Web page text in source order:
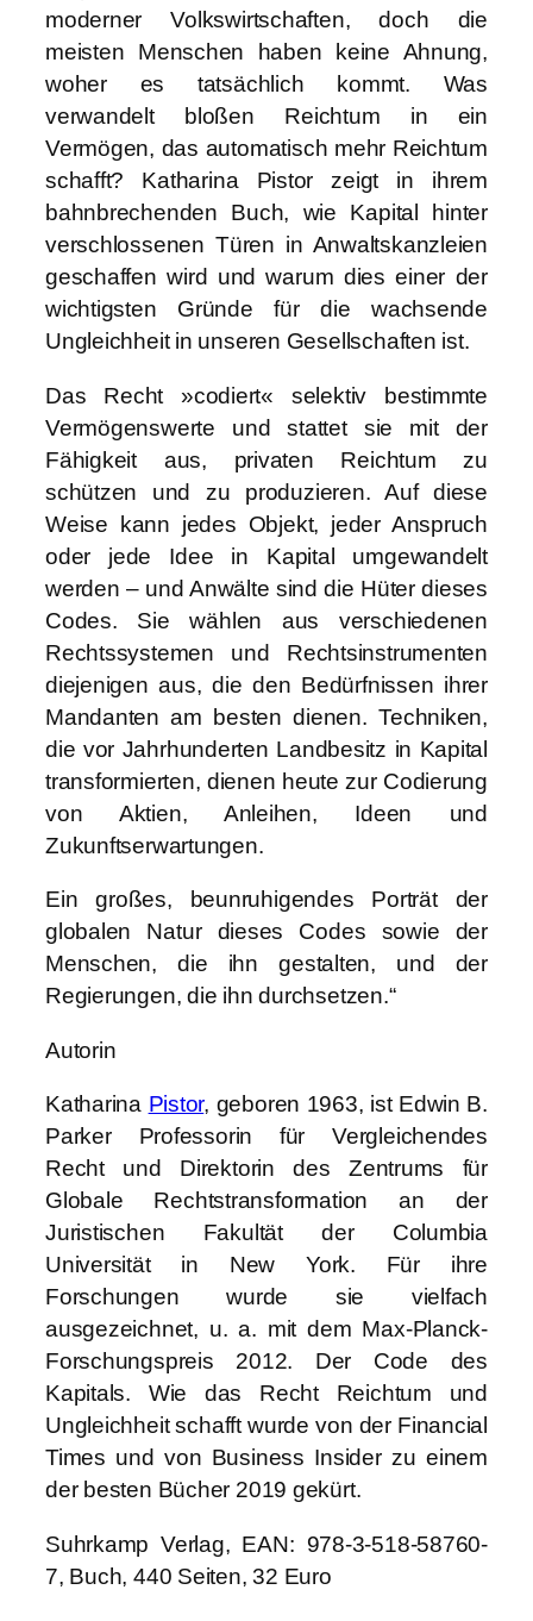
moderner Volkswirtschaften, doch die
meisten Menschen haben keine Ahnung,
woher es tatsächlich kommt. Was
verwandelt bloßen Reichtum in ein
Vermögen, das automatisch mehr Reichtum
schafft? Katharina Pistor zeigt in ihrem
bahnbrechenden Buch, wie Kapital hinter
verschlossenen Türen in Anwaltskanzleien
geschaffen wird und warum dies einer der
wichtigsten Gründe für die wachsende
Ungleichheit in unseren Gesellschaften ist.
Das Recht »codiert« selektiv bestimmte
Vermögenswerte und stattet sie mit der
Fähigkeit aus, privaten Reichtum zu
schützen und zu produzieren. Auf diese
Weise kann jedes Objekt, jeder Anspruch
oder jede Idee in Kapital umgewandelt
werden – und Anwälte sind die Hüter dieses
Codes. Sie wählen aus verschiedenen
Rechtssystemen und Rechtsinstrumenten
diejenigen aus, die den Bedürfnissen ihrer
Mandanten am besten dienen. Techniken,
die vor Jahrhunderten Landbesitz in Kapital
transformierten, dienen heute zur Codierung
von Aktien, Anleihen, Ideen und
Zukunftserwartungen.
Ein großes, beunruhigendes Porträt der
globalen Natur dieses Codes sowie der
Menschen, die ihn gestalten, und der
Regierungen, die ihn durchsetzen.“
Autorin
Katharina Pistor, geboren 1963, ist Edwin B.
Parker Professorin für Vergleichendes
Recht und Direktorin des Zentrums für
Globale Rechtstransformation an der
Juristischen Fakultät der Columbia
Universität in New York. Für ihre
Forschungen wurde sie vielfach
ausgezeichnet, u. a. mit dem Max-Planck-
Forschungspreis 2012. Der Code des
Kapitals. Wie das Recht Reichtum und
Ungleichheit schafft wurde von der Financial
Times und von Business Insider zu einem
der besten Bücher 2019 gekürt.
Suhrkamp Verlag, EAN: 978-3-518-58760-
7, Buch, 440 Seiten, 32 Euro